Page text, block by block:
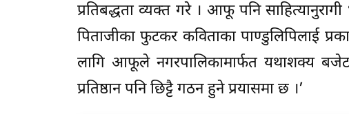
प्रतिबद्धता व्यक्त गरे । आफू पनि
पिताजीका फुटकर कविताका पाण्डुलिपिलाई
लागि आफूले नगरपालिकामार्फत यथाशक्य बजेट
प्रतिष्ठान पनि छिट्टै गठन हुने प्रयासमा छ ।’